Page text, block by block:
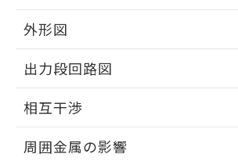
外形図
外形図
出力段回路図
出力段回路図
相互干渉
周囲金属の影響
※当社の共同利用者とは、"
用者の範囲」に記載されて
指します。
EU RoHS指令（10物質）の非含
51物質の非含有証明書（当社基準
ものではありません。
また、RoHS指令のフタル酸エ
物質の対応では、対応完了までの
荷製品に未対応品が混在すること
欄に対応日を記載しておりました。
既に当社にて対応品への在庫切